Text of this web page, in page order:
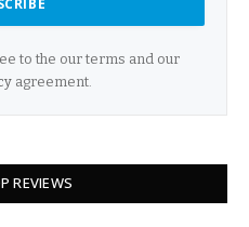
to the our terms and our
agreement.
REVIEWS